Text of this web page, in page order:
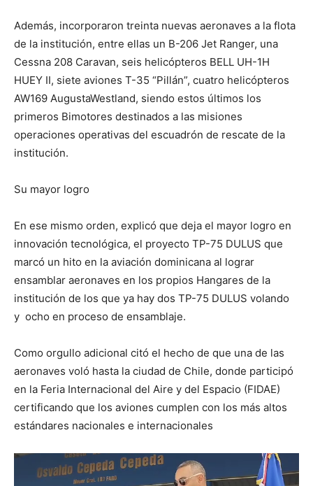
Además, incorporaron treinta nuevas aeronaves a la flota
de la institución, entre ellas un B-206 Jet Ranger, una
Cessna 208 Caravan, seis helicópteros BELL UH-1H
HUEY II, siete aviones T-35 “Pillán”, cuatro helicópteros
AW169 AugustaWestland, siendo estos últimos los
primeros Bimotores destinados a las misiones
operaciones operativas del escuadrón de rescate de la
institución.
Su mayor logro
En ese mismo orden, explicó que deja el mayor logro en
innovación tecnológica, el proyecto TP-75 DULUS que
marcó un hito en la aviación dominicana al lograr
ensamblar aeronaves en los propios Hangares de la
institución de los que ya hay dos TP-75 DULUS volando
y ocho en proceso de ensamblaje.
Como orgullo adicional citó el hecho de que una de las
aeronaves voló hasta la ciudad de Chile, donde participó
en la Feria Internacional del Aire y del Espacio (FIDAE)
certificando que los aviones cumplen con los más altos
estándares nacionales e internacionales